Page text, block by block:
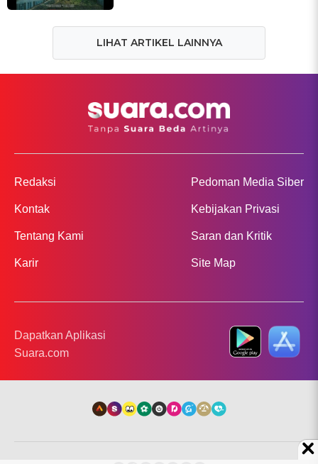
LIHAT ARTIKEL LAINNYA
Redaksi
Kontak
Tentang Kami
Karir
Pedoman Media Siber
Kebijakan Privasi
Saran dan Kritik
Site Map
Dapatkan Aplikasi
Suara.com